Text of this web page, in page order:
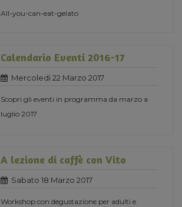
All-you-can-eat-gelato
Calendario Eventi 2016-17
Mercoledi 22 Marzo 2017
Scopri gli eventi in programma da marzo a
luglio 2017
A lezione di caffè con Vito
Sabato 18 Marzo 2017
Workshop con degustazione per adulti e